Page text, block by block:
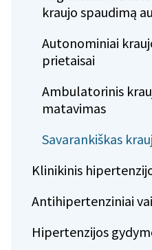
kraujo spaudimą
Autonominiai
prietaisai
Ambulatorinis
matavimas
Savarankiškas
Klinikinis
Antihipertenziniai
Hipertenzijos